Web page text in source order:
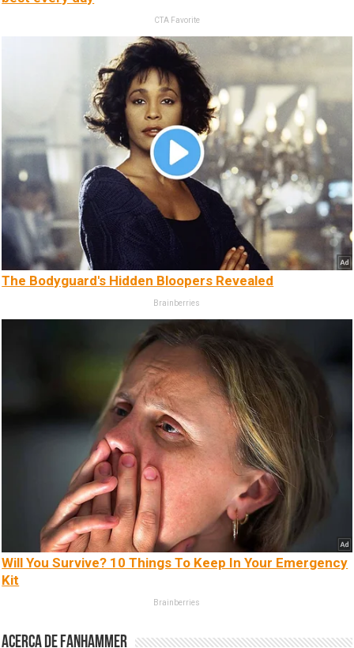
CTA Favorite
The Bodyguard's Hidden Bloopers Revealed
Brainberries
Will You Survive? 10 Things To Keep In Your Emergency
Kit
Brainberries
Acerca de fanhammer